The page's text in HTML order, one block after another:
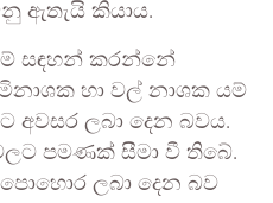
ඇතැයි කියාය.
සඳහන් කරන්නේ
හා වල් නාශක යම්
ලබා දෙන බවය.
පමණක් සීමා වී තිබේ.
ලබා දෙන බව